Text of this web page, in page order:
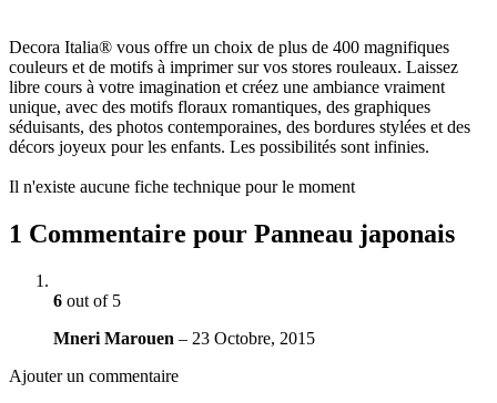
Decora Italia® vous offre un choix de plus de 400 magnifiques
couleurs et de motifs à imprimer sur vos stores rouleaux. Laissez
libre cours à votre imagination et créez une ambiance vraiment
unique, avec des motifs floraux romantiques, des graphiques
séduisants, des photos contemporaines, des bordures stylées et des
décors joyeux pour les enfants. Les possibilités sont infinies.
Il n'existe aucune fiche technique pour le moment
1 Commentaire pour Panneau japonais
6 out of 5
Mneri Marouen – 23 Octobre, 2015
Ajouter un commentaire